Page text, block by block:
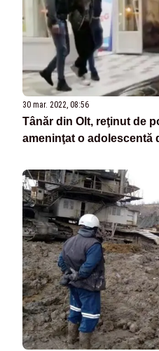
30 mar. 2022, 08:56
Tânăr din Olt, reţinut de
ameninţat o adolescentă